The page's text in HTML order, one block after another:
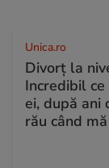
Unica.ro
Divorț la
Incredibil
ei, după ani
rău când